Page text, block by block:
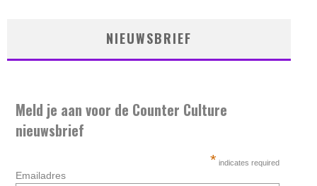
NIEUWSBRIEF
Meld je aan voor de Counter Culture
nieuwsbrief
* indicates required
Emailadres